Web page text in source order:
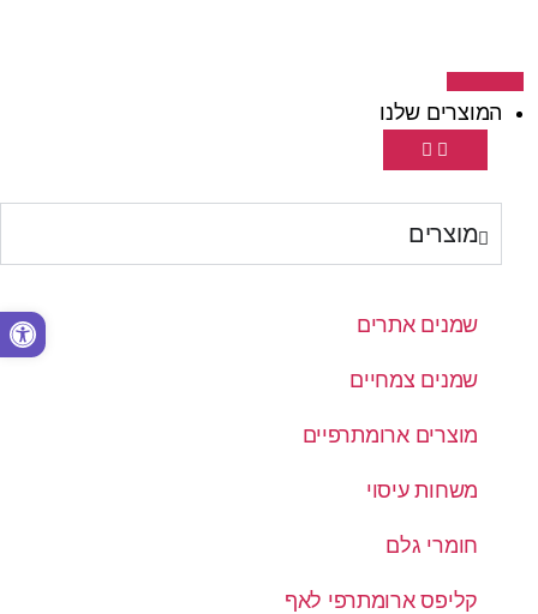
המוצרים שלנו
מוצרים
שמנים אתרים
שמנים צמחיים
מוצרים ארומתרפיים
משחות עיסוי
חומרי גלם
קליפס ארומתרפי לאף
פתח סרגל נגישות